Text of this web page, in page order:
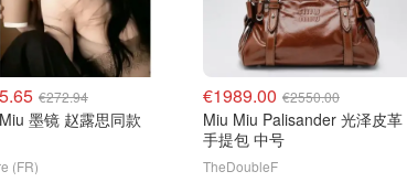
€272.94
墨镜 赵露思同款
(FR)
€1989.00 €2550.00
Miu Miu Palisander 光泽皮革
手提包 中号
TheDoubleF